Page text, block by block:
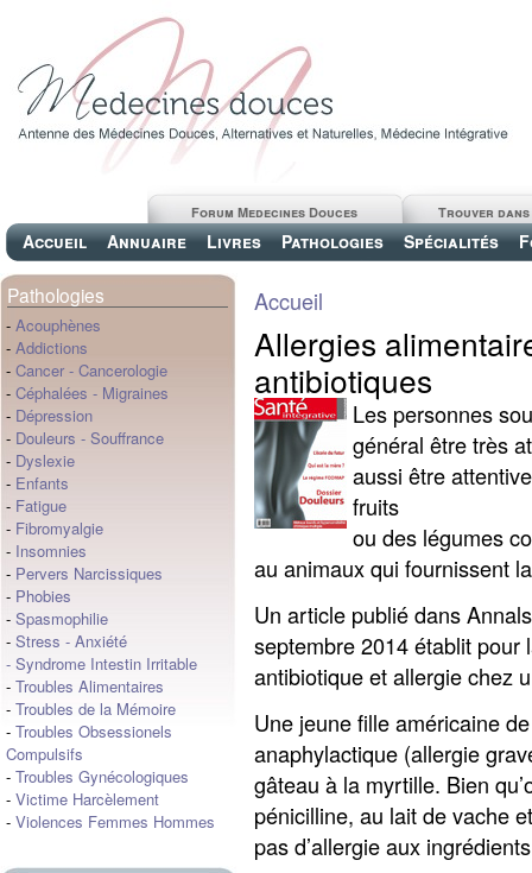
Accueil Annuaire Livres Pathologies Spécialités
Trouver
Forum Medecines Douces
Pathologies
- Acouphènes
- Addictions
- Cancer - Cancerologie
- Céphalées - Migraines
- Dépression
- Douleurs - Souffrance
- Dyslexie
- Enfants
- Fatigue
- Fibromyalgie
- Insomnies
- Pervers Narcissiques
- Phobies
- Spasmophilie
- Stress - Anxiété
- Syndrome Intestin Irritable
- Troubles Alimentaires
- Troubles de la Mémoire
- Troubles Obsessionels
Compulsifs
- Troubles Gynécologiques
- Victime Harcèlement
- Violences Femmes Hommes
Accueil
Allergies
antibiotiques
Les personnes
général être très
aussi être
fruits
ou des légumes
au animaux qui fournissent
Un article publié dans
septembre 2014 établit pour
antibiotique et allergie chez
Une jeune fille américaine
anaphylactique (allergie
gâteau à la myrtille. Bien
pénicilline, au lait de vache
pas d’allergie aux